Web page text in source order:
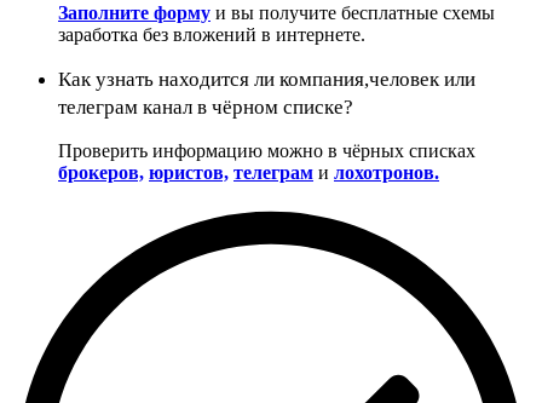
Заполните форму и вы получите бесплатные схемы
заработка без вложений в интернете.
Как узнать находится ли компания,человек или
телеграм канал в чёрном списке?
Проверить информацию можно в чёрных списках
брокеров, юристов, телеграм и лохотронов.